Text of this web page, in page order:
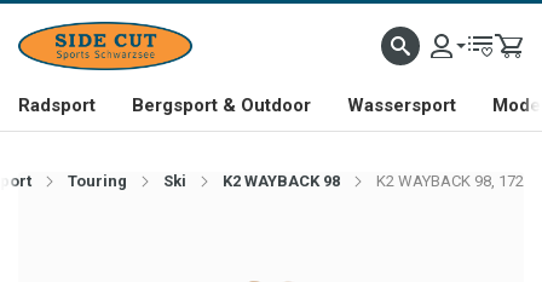
Radsport Bergsport & Outdoor Wassersport
Touring Ski K2 WAYBACK 98 K2 WAYBACK 98, 172